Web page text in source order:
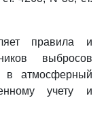
правила и
выбросов
в атмосферный
учету и